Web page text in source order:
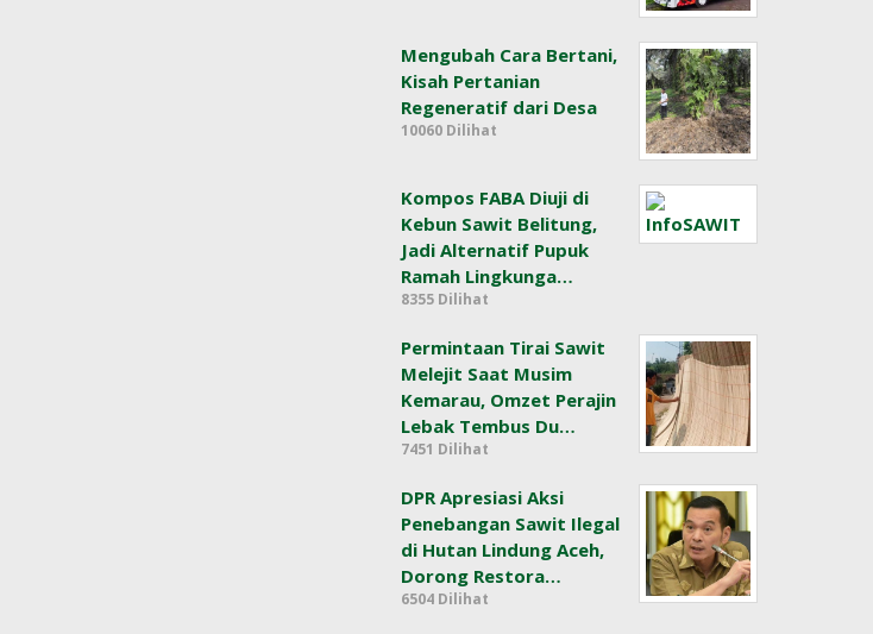
Mengubah Cara Bertani,
Kisah Pertanian
Regeneratif dari Desa
10060 Dilihat
Kompos FABA Diuji di
Kebun Sawit Belitung,
Jadi Alternatif Pupuk
Ramah Lingkunga…
8355 Dilihat
Permintaan Tirai Sawit
Melejit Saat Musim
Kemarau, Omzet Perajin
Lebak Tembus Du…
7451 Dilihat
DPR Apresiasi Aksi
Penebangan Sawit Ilegal
di Hutan Lindung Aceh,
Dorong Restora…
6504 Dilihat